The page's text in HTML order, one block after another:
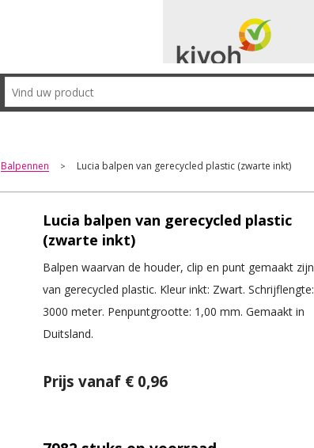
Balpennen > Lucia balpen van gerecycled plastic (zwarte inkt)
Lucia balpen van gerecycled plastic
(zwarte inkt)
Balpen waarvan de houder, clip en punt gemaakt zijn
van gerecycled plastic. Kleur inkt: Zwart. Schrijflengte:
3000 meter. Penpuntgrootte: 1,00 mm. Gemaakt in
Duitsland.
Prijs vanaf € 0,96